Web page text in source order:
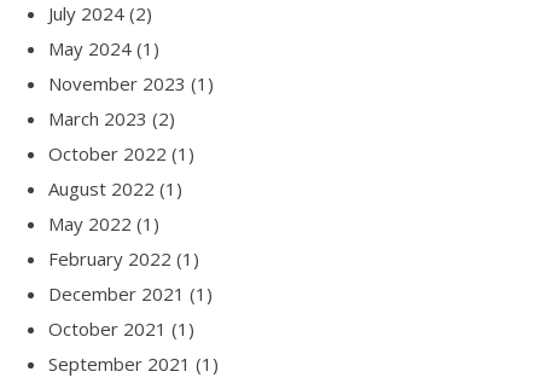
July 2024 (2)
May 2024 (1)
November 2023 (1)
March 2023 (2)
October 2022 (1)
August 2022 (1)
May 2022 (1)
February 2022 (1)
December 2021 (1)
October 2021 (1)
September 2021 (1)